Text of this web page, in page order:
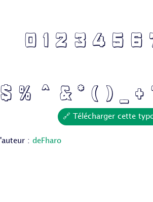
0 1 2 3 4 5 6
% ^ & * ( ) _
🔗 Télécharger cette
: deFharo